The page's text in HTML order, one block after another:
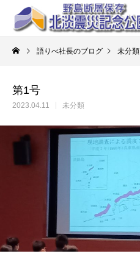
語りべ社長のブログ 未分類
第1号
2023.04.11 未分類